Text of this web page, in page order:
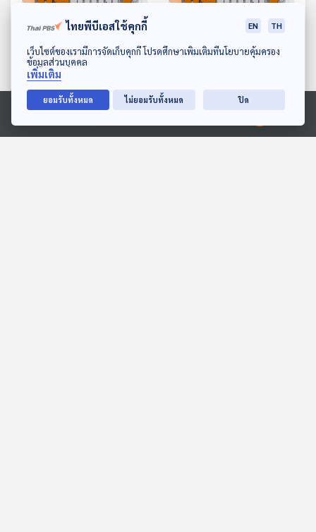
ดาวน์โหลด Thai PBS Podcast Application
Ⓒ 2020 องค์การกระจายเสียงและแพร่ภาพสาธารณะแห่งประเทศไทย
58:39
EP. 261: วิเคราะห์ผล แนว
โน้มจัดตั้งรัฐบาล | เวทีดี
เบตพรรคการเมือง |
แนวคิดพรรคการเมืองกับ
คุยให้คิด
58:39
EP. 262: ลือสนั่น อาจไร้กล้า
นายกฯ ใครเป็นรัฐมนตรี
คุยให้คิด
ไทยพีบีเอสใช้คุกกี้ EN TH
เว็บไซต์ของเรามีการจัดเก็บคุกกี้ โปรดศึกษาเพิ่มเติมที่นโยบายคุ้มครอง
ข้อมูลส่วนบุคคล
เพิ่มเติม
ยอมรับทั้งหมด ไม่ยอมรับทั้งหมด ปิด